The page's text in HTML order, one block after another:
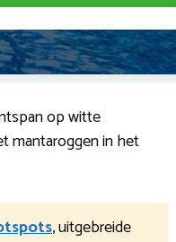
op witte
mantaroggen in het
, uitgebreide